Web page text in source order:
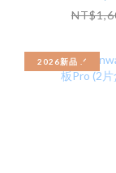
2026新品 .ᐟ‪‪‬